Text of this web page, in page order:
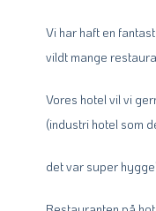
Vi har haft en
vildt mange
Vores hotel vil vi
(industri hotel som
det var super